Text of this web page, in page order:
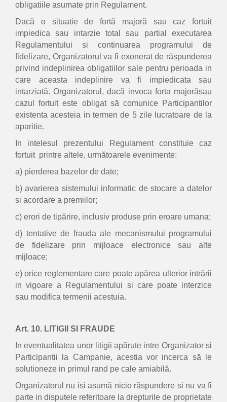
obligatiile asumate prin Regulament.
Dacă o situatie de fortă majoră sau caz fortuit
impiedica sau intarzie total sau partial executarea
Regulamentului si continuarea programului de
fidelizare, Organizatorul va fi exonerat de răspunderea
privind indeplinirea obligatiilor sale pentru perioada in
care aceasta indeplinire va fi impiedicata sau
intarziată. Organizatorul, dacă invoca forta majorăsau
cazul fortuit este obligat să comunice Participantilor
existenta acesteia in termen de 5 zile lucratoare de la
aparitie.
In intelesul prezentului Regulament constituie caz
fortuit printre altele, următoarele evenimente:
a) pierderea bazelor de date;
b) avarierea sistemului informatic de stocare a datelor
si acordare a premiilor;
c) erori de tipărire, inclusiv produse prin eroare umana;
d) tentative de frauda ale mecanismului programului
de fidelizare prin mijloace electronice sau alte
mijloace;
e) orice reglementare care poate apărea ulterior intrării
in vigoare a Regulamentului si care poate interzice
sau modifica termenii acestuia.
Art. 10. LITIGII SI FRAUDE
In eventualitatea unor litigii apărute intre Organizator si
Participantii la Campanie, acestia vor incerca să le
solutioneze in primul rand pe cale amiabilă.
Organizatorul nu isi asumă nicio răspundere si nu va fi
parte in disputele referitoare la drepturile de proprietate